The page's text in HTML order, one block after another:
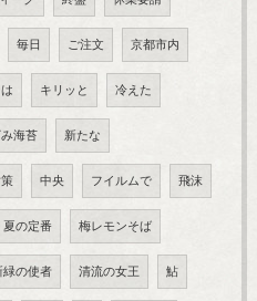
毎日 ご注文 京都市内
キリッと 冷えた
み海苔 新たな
中央 フイルムで 飛沫
夏の定番 梅レモンそば
緑の使者 清流の女王 鮎